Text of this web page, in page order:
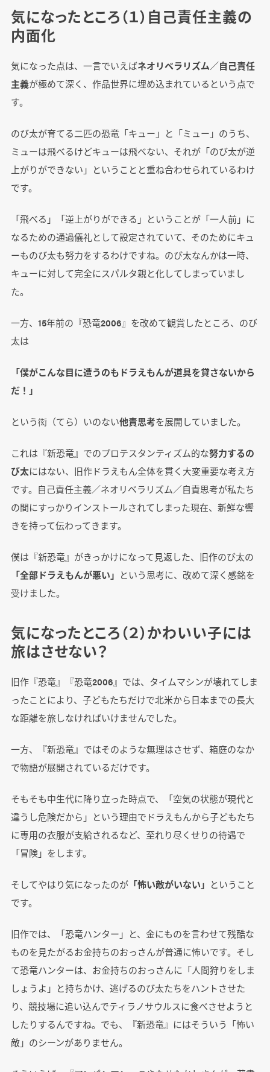
気になったところ（１）自己責任主義の
内面化
気になった点は、一言でいえばネオリベラリズム／自己責任
主義が極めて深く、作品世界に埋め込まれているという点で
す。
のび太が育てる二匹の恐竜「キュー」と「ミュー」のうち、
ミューは飛べるけどキューは飛べない、それが「のび太が逆
上がりができない」ということと重ね合わせられているわけ
です。
「飛べる」「逆上がりができる」ということが「一人前」に
なるための通過儀礼として設定されていて、そのためにキュ
ーものび太も努力をするわけですね。のび太なんかは一時、
キューに対して完全にスパルタ親と化してしまっていまし
た。
一方、15年前の『恐竜2006』を改めて観賞したところ、のび
太は
「僕がこんな目に遭うのもドラえもんが道具を貸さないから
だ！」
という衒（てら）いのない他責思考を展開していました。
これは『新恐竜』でのプロテスタンティズム的な努力するの
び太にはない、旧作ドラえもん全体を貫く大変重要な考え方
です。自己責任主義／ネオリベラリズム／自責思考が私たち
の間にすっかりインストールされてしまった現在、新鮮な響
きを持って伝わってきます。
僕は『新恐竜』がきっかけになって見返した、旧作のび太の
「全部ドラえもんが悪い」 という思考に、改めて深く感銘を
受けました。
気になったところ（２）かわいい子には
旅はさせない？
旧作『恐竜』『恐竜2006』では、タイムマシンが壊れてしま
ったことにより、子どもたちだけで北米から日本までの長大
な距離を旅しなければいけませんでした。
一方、『新恐竜』ではそのような無理はさせず、箱庭のなか
で物語が展開されているだけです。
そもそも中生代に降り立った時点で、「空気の状態が現代と
違うし危険だから」という理由でドラえもんから子どもたち
に専用の衣服が支給されるなど、至れり尽くせりの待遇で
「冒険」をします。
そしてやはり気になったのが「怖い敵がいない」 ということ
です。
旧作では、「恐竜ハンター」と、金にものを言わせて残酷な
ものを見たがるお金持ちのおっさんが普通に怖いです。そし
て恐竜ハンターは、お金持ちのおっさんに「人間狩りをしま
しょうよ」と持ちかけ、逃げるのび太たちをハントさせた
り、競技場に追い込んでティラノサウルスに食べさせようと
したりするんですね。でも、『新恐竜』にはそういう「怖い
敵」のシーンがありません。